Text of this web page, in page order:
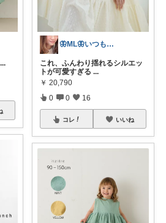
...
🦋ML🦋いつもありがとう💓
これ、ふんわり揺れるシルエッ
トが可愛すぎる ...
￥ 20,790
0 0 16
コレ いいね